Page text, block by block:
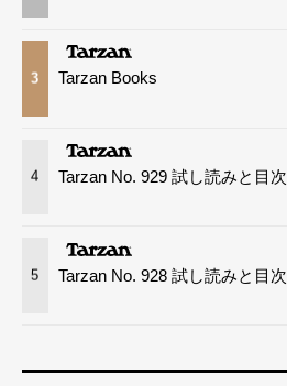
3 Tarzan Books
4 Tarzan No. 929 試し読みと目次
5 Tarzan No. 928 試し読みと目次